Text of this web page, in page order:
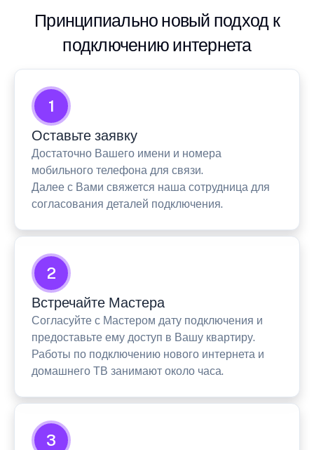
Принципиально новый подход к
подключению интернета
1
Оставьте заявку
Достаточно Вашего имени и номера
мобильного телефона для связи.
Далее с Вами свяжется наша сотрудница для
согласования деталей подключения.
2
Встречайте Мастера
Согласуйте с Мастером дату подключения и
предоставьте ему доступ в Вашу квартиру.
Работы по подключению нового интернета и
домашнего ТВ занимают около часа.
3